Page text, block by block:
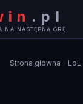
. pl
NA NASTĘPNĄ GRĘ
Strona główna LoL